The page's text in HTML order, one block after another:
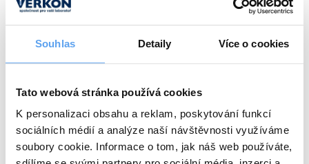
Souhlas Detaily Více o cookies
Tato webová stránka používá cookies
K personalizaci obsahu a reklam, poskytování funkcí
sociálních médií a analýze naší návštěvnosti využíváme
soubory cookie. Informace o tom, jak náš web používáte,
Přetlak [bar] 1,1
Objem [l]:
Typ: B (více informací)
Výkon [kW]: 0,3